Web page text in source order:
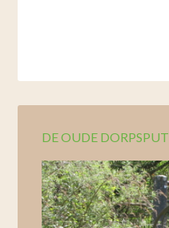
DE OUDE DORPSPUT